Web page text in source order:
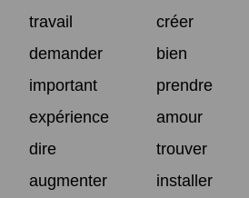
travail
créer
demander
bien
important
prendre
expérience
amour
dire
trouver
augmenter
installer